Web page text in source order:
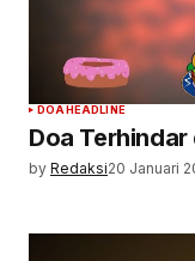
DOAHEADLINE
Doa
by Redaksi20 Januari